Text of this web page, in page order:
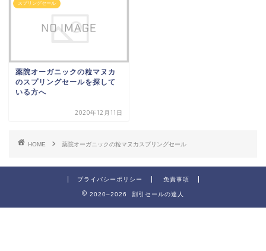
スプリングセール
薬院オーガニックの粒マヌカ
のスプリングセールを探して
いる方へ
2020年12月11日
HOME 薬院オーガニックの粒マヌカスプリングセール
プライバシーポリシー 免責事項
2020–2026 割引セールの達人